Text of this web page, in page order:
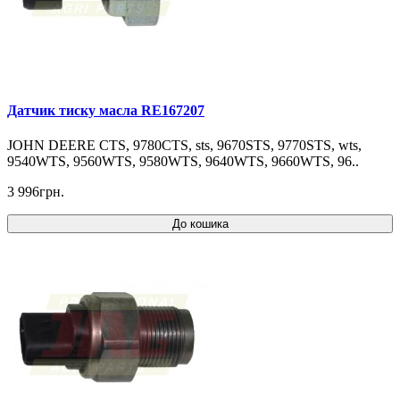
Датчик тиску масла RE167207
JOHN DEERE CTS, 9780CTS, sts, 9670STS, 9770STS, wts,
9540WTS, 9560WTS, 9580WTS, 9640WTS, 9660WTS, 96..
3 996грн.
До кошика